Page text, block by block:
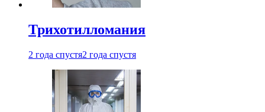
Трихотилломания
2 года спустя2 года спустя